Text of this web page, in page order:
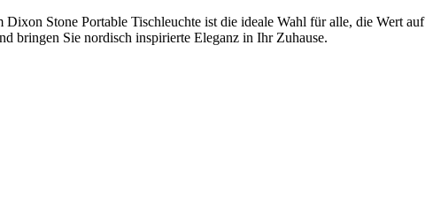
Stone Portable Tischleuchte ist die ideale Wahl für alle, die Wert auf
bringen Sie nordisch inspirierte Eleganz in Ihr Zuhause.